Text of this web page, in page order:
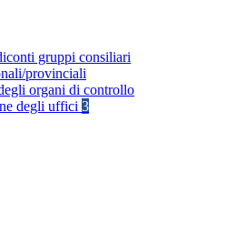
gruppi consiliari
provinciali
organi di controllo
degli uffici 3